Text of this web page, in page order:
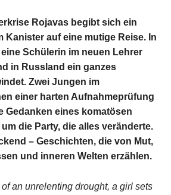
Rojavas begibt sich ein
Kanister auf eine mutige Reise. In
Schülerin im neuen Lehrer
in Russland ein ganzes
Zwei Jungen im
einer harten Aufnahmeprüfung
Gedanken eines komatösen
die Party, die alles veränderte.
– Geschichten, die von Mut,
und inneren Welten erzählen.
an unrelenting drought, a girl sets